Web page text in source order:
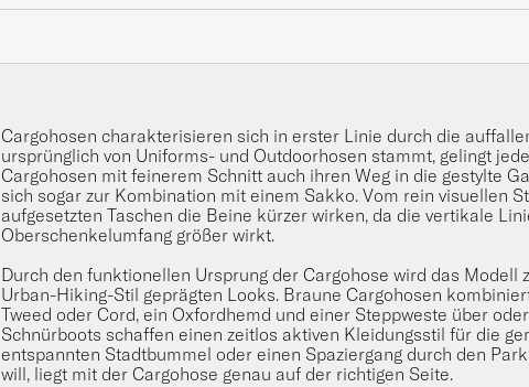
Cargohosen charakterisieren sich in erster Linie durch die
ursprünglich von Uniforms- und Outdoorhosen stammt, gelingt
Cargohosen mit feinerem Schnitt auch ihren Weg in die gestylte
sich sogar zur Kombination mit einem Sakko. Vom rein visuellen
aufgesetzten Taschen die Beine kürzer wirken, da die vertikale
Oberschenkelumfang größer wirkt.
Durch den funktionellen Ursprung der Cargohose wird das Modell
Urban-Hiking-Stil geprägten Looks. Braune Cargohosen
Tweed oder Cord, ein Oxfordhemd und einer Steppweste über
Schnürboots schaffen einen zeitlos aktiven Kleidungsstil für die
entspannten Stadtbummel oder einen Spaziergang durch den
will, liegt mit der Cargohose genau auf der richtigen Seite.